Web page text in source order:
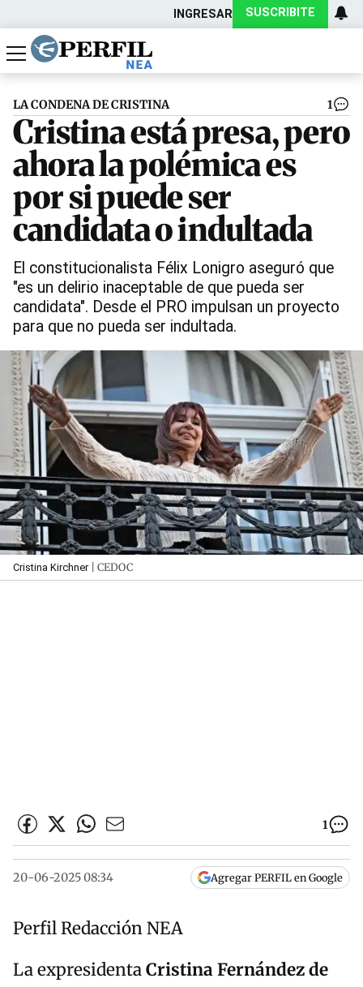
INGRESAR SUSCRIBITE
Política
Economía
Actualidad
LA CONDENA DE CRISTINA 1
Cristina está presa, pero
ahora la polémica es
por si puede ser
candidata o indultada
El constitucionalista Félix Lonigro aseguró que
"es un delirio inaceptable de que pueda ser
candidata". Desde el PRO impulsan un proyecto
para que no pueda ser indultada.
Cristina Kirchner| CEDOC
1
20-06-2025 08:34 Agregar PERFIL en Google
Perfil Redacción NEA
La expresidentaCristina Fernández de